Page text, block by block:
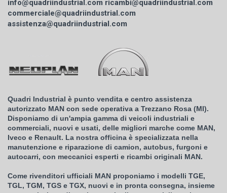
info@quadriindustrial.com ricambi@quadriindustrial.com
commerciale@quadriindustrial.com
assistenza@quadriindustrial.com
Quadri Industrial è punto vendita e centro assistenza
autorizzato MAN con sede operativa a Trezzano Rosa (MI).
Disponiamo di un'ampia gamma di veicoli industriali e
commerciali, nuovi e usati, delle migliori marche come MAN,
Iveco e Renault. La nostra officina è specializzata nella
manutenzione e riparazione di camion, autobus, furgoni e
autocarri, con meccanici esperti e ricambi originali MAN.
Come rivenditori ufficiali MAN proponiamo i modelli TGE,
TGL, TGM, TGS e TGX, nuovi e in pronta consegna, insieme